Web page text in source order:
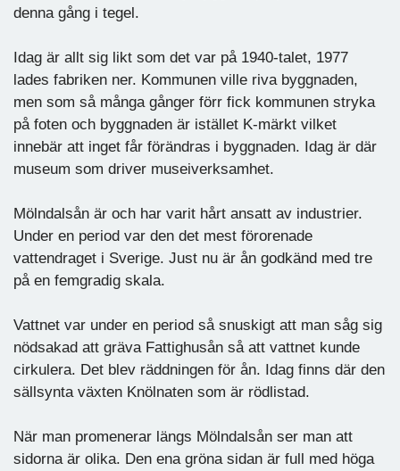
denna gång i tegel.
Idag är allt sig likt som det var på 1940-talet, 1977
lades fabriken ner. Kommunen ville riva byggnaden,
men som så många gånger förr fick kommunen stryka
på foten och byggnaden är istället K-märkt vilket
innebär att inget får förändras i byggnaden. Idag är där
museum som driver museiverksamhet.
Mölndalsån är och har varit hårt ansatt av industrier.
Under en period var den det mest förorenade
vattendraget i Sverige. Just nu är ån godkänd med tre
på en femgradig skala.
Vattnet var under en period så snuskigt att man såg sig
nödsakad att gräva Fattighusån så att vattnet kunde
cirkulera. Det blev räddningen för ån. Idag finns där den
sällsynta växten Knölnaten som är rödlistad.
När man promenerar längs Mölndalsån ser man att
sidorna är olika. Den ena gröna sidan är full med höga